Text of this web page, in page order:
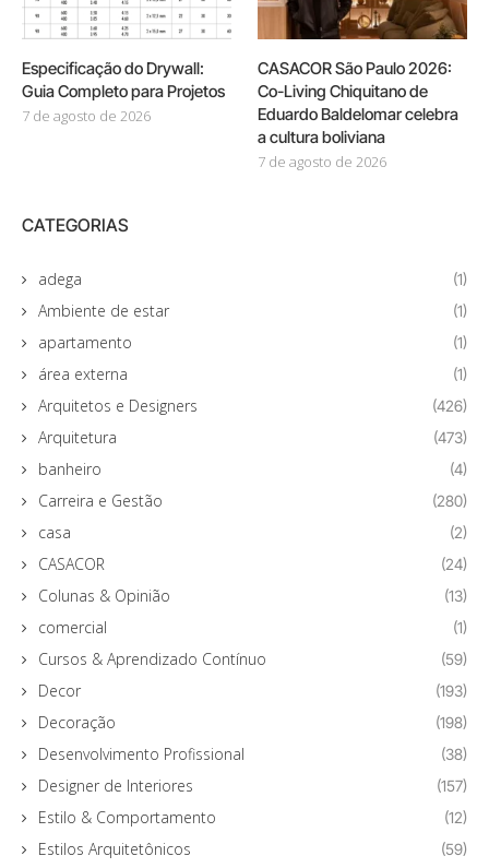
Especificação do Drywall:
Guia Completo para Projetos
7 de agosto de 2026
CASACOR São Paulo 2026:
Co-Living Chiquitano de
Eduardo Baldelomar celebra
a cultura boliviana
7 de agosto de 2026
CATEGORIAS
adega (1)
Ambiente de estar (1)
apartamento (1)
área externa (1)
Arquitetos e Designers (426)
Arquitetura (473)
banheiro (4)
Carreira e Gestão (280)
casa (2)
CASACOR (24)
Colunas & Opinião (13)
comercial (1)
Cursos & Aprendizado Contínuo (59)
Decor (193)
Decoração (198)
Desenvolvimento Profissional (38)
Designer de Interiores (157)
Estilo & Comportamento (12)
Estilos Arquitetônicos (59)